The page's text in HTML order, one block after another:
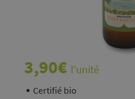
3,90€ l'unité
Certifié bio